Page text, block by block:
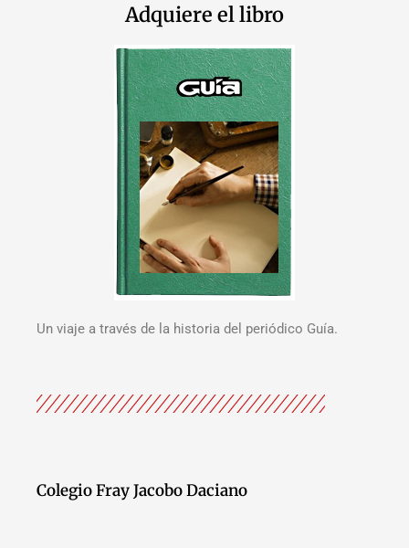
Adquiere el libro
Un viaje a través de la historia del periódico Guía.
Colegio Fray Jacobo Daciano